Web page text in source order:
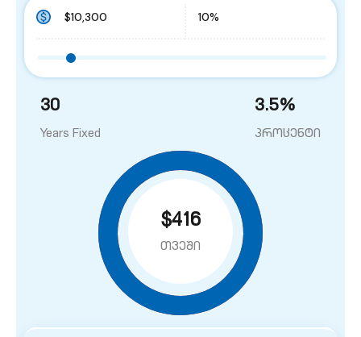
30
Years Fixed
3.5%
პროცენტი
$416
თვეში